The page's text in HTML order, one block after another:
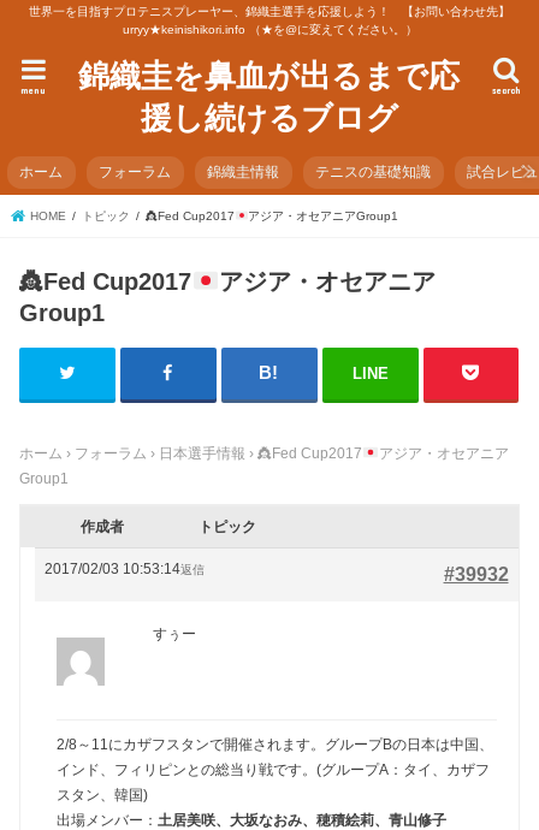
世界一を目指すプロテニスプレーヤー、錦織圭選手を応援しよう！ 【お問い合わせ先】
urryy★keinishikori.info （★を@に変えてください。）
錦織圭を鼻血が出るまで応
援し続けるブログ
search
menu
ホーム フォーラム 錦織圭情報 テニスの基礎知識 試合レビ
HOME トピック 👸Fed Cup2017 アジア・オセアニアGroup1
👸Fed Cup2017
アジア・オセアニア
Group1
LINE
ホーム › フォーラム › 日本選手情報 › 👸Fed Cup2017
アジア・オセアニア
Group1
作成者 トピック
2017/02/03 10:53:14 #39932
返信
すぅー
2/8～11にカザフスタンで開催されます。グループBの日本は中国、
インド、フィリピンとの総当り戦です。(グループA：タイ、カザフ
スタン、韓国)
出場メンバー：土居美咲、大坂なおみ、穂積絵莉、青山修子